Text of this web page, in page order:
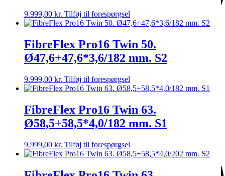
Nyhed
9.999,00 kr. Tilføj til forespørgsel
FibreFlex Pro16 Twin 50.
Ø47,6+47,6*3,6/182 mm. S2
9.999,00 kr. Tilføj til forespørgsel
FibreFlex Pro16 Twin 63.
Ø58,5+58,5*4,0/182 mm. S1
9.999,00 kr. Tilføj til forespørgsel